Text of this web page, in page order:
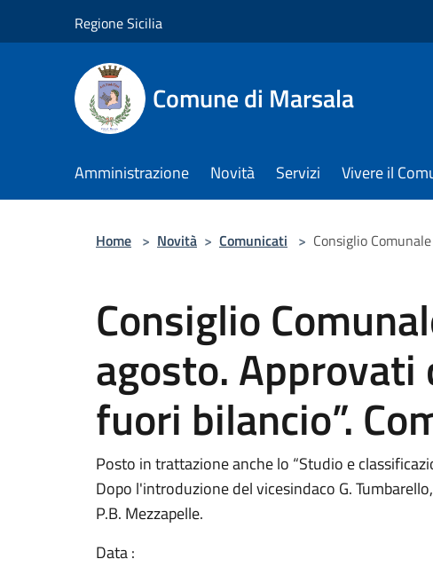
Regione Sicilia
Comune di Marsala
Amministrazione Novità Servizi Vivere il
Home > Novità > Comunicati > Consiglio
Consiglio
agosto.
fuori bilancio”.
Posto in trattazione anche lo “Studio e
Dopo l'introduzione del vicesindaco G.
P.B. Mezzapelle.
Data :